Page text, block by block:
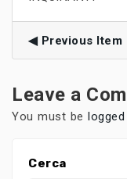
Previous Item
Leave a
You must be logged
Cerca